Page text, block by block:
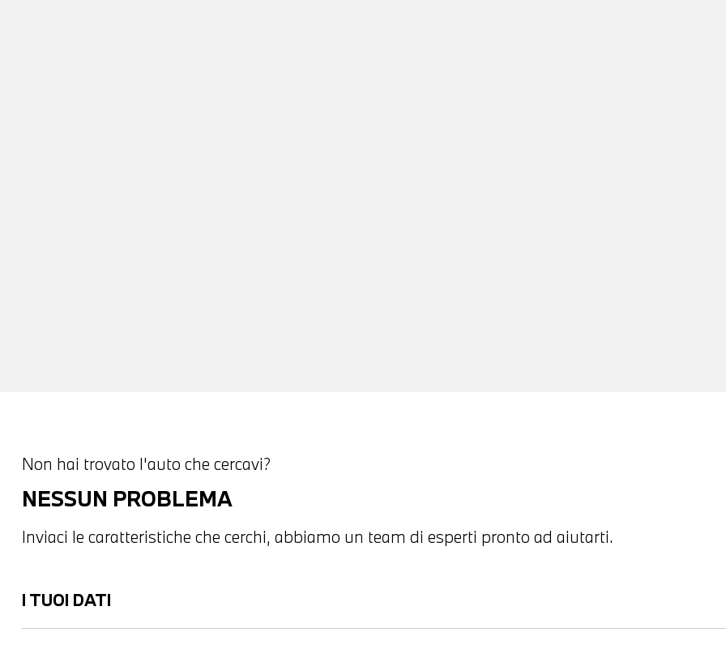
Non hai trovato l'auto che cercavi?
NESSUN PROBLEMA
Inviaci le caratteristiche che cerchi, abbiamo un team di esperti pronto ad aiutarti.
I TUOI DATI